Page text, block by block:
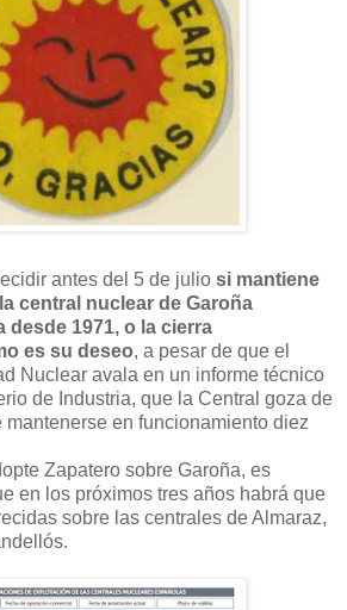
antes del 5 de julio si mantiene
central nuclear de Garoña
desde 1971, o la cierra
es su deseo, a pesar de que el
Nuclear avala en un informe técnico
de Industria, que la Central goza de
mantenerse en funcionamiento diez
Zapatero sobre Garoña, es
en los próximos tres años habrá que
sobre las centrales de Almaraz,